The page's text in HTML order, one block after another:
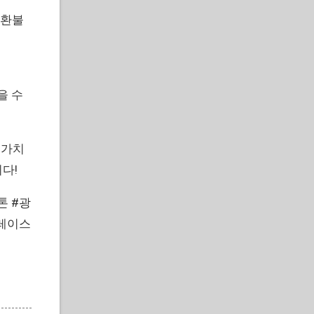
불
수
치
!
#광
이스